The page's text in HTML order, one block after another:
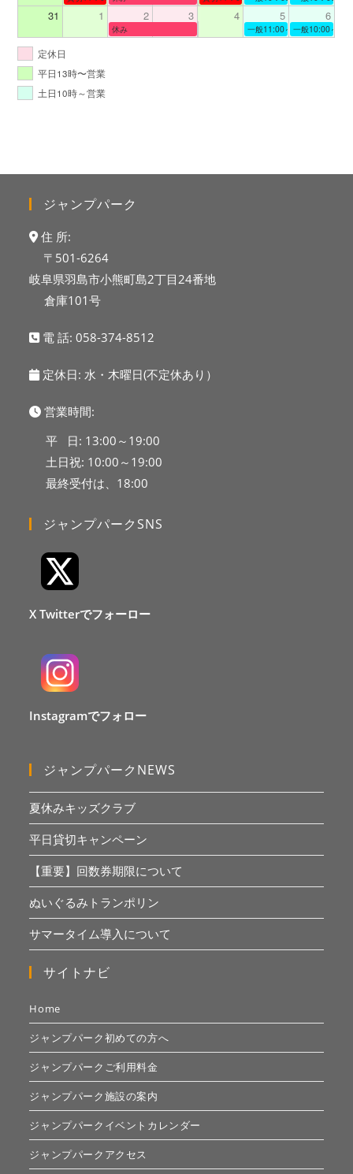
31 1 2 3 4 5 6
休み 一般11:00～19:00一般10:00～
定休日
平日13時〜営業
土日10時～営業
ジャンプパーク
住 所:
〒501-6264
岐阜県羽島市小熊町島2丁目24番地
倉庫101号
電 話:058-374-8512
定休日: 水・木曜日(不定休あり）
営業時間:
平 日: 13:00～19:00
土日祝: 10:00～19:00
最終受付は、18:00
ジャンプパークSNS
X Twitterでフォーロー
Instagramでフォロー
ジャンプパークNEWS
夏休みキッズクラブ
平日貸切キャンペーン
【重要】回数券期限について
ぬいぐるみトランポリン
サマータイム導入について
サイトナビ
Home
ジャンプパーク初めての方へ
ジャンプパークご利用料金
ジャンプパーク施設の案内
ジャンプパークイベントカレンダー
ジャンプパークアクセス